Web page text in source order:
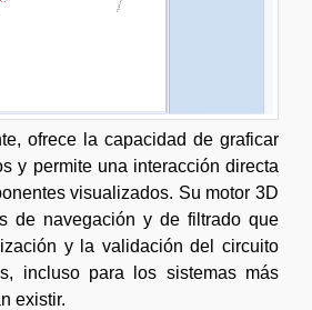
ofrece la capacidad de graficar
y permite una interacción directa
visualizados. Su motor 3D
de navegación y de filtrado que
y la validación del circuito
incluso para los sistemas más
existir.